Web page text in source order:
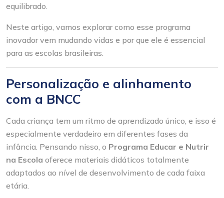
equilibrado.
Neste artigo, vamos explorar como esse programa
inovador vem mudando vidas e por que ele é essencial
para as escolas brasileiras.
Personalização e alinhamento
com a BNCC
Cada criança tem um ritmo de aprendizado único, e isso é
especialmente verdadeiro em diferentes fases da
infância. Pensando nisso, o Programa Educar e Nutrir
na Escola oferece materiais didáticos totalmente
adaptados ao nível de desenvolvimento de cada faixa
etária.